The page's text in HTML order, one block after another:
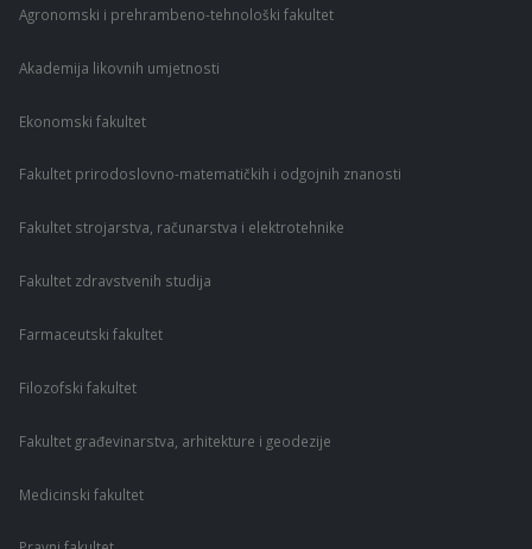
Agronomski i prehrambeno-tehnološki fakultet
Akademija likovnih umjetnosti
Ekonomski fakultet
Fakultet prirodoslovno-matematičkih i odgojnih znanosti
Fakultet strojarstva, računarstva i elektrotehnike
Fakultet zdravstvenih studija
Farmaceutski fakultet
Filozofski fakultet
Fakultet građevinarstva, arhitekture i geodezije
Medicinski fakultet